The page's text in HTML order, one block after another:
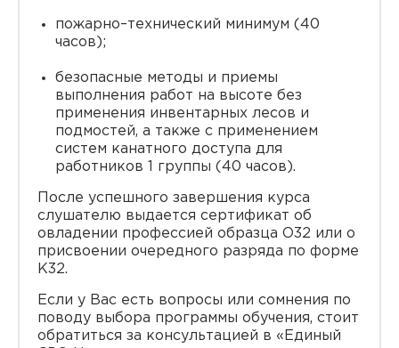
пожарно–технический минимум (40
часов);
безопасные методы и приемы
выполнения работ на высоте без
применения инвентарных лесов и
подмостей, а также с применением
систем канатного доступа для
работников 1 группы (40 часов).
После успешного завершения курса
слушателю выдается сертификат об
овладении профессией образца O32 или о
присвоении очередного разряда по форме
K32.
Если у Вас есть вопросы или сомнения по
поводу выбора программы обучения, стоит
обратиться за консультацией в «Единый